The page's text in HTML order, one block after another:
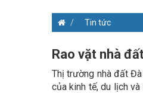
Tin tức
Rao vặt nhà
Thị trường nhà đất
của kinh tế, du lịch